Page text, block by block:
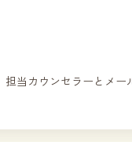
担当カウンセラーとメー